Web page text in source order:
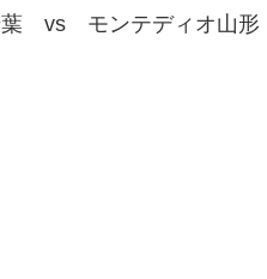
葉 vs モンテディオ山形